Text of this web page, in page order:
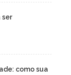
ser
como sua